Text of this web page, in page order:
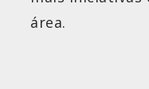
área.